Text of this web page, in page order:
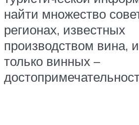
найти множество
регионах, известных
производством вина,
только винных –